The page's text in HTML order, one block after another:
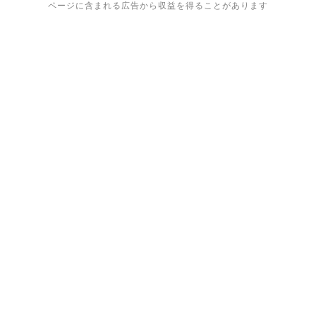
ページに含まれる広告から収益を得ることがあります